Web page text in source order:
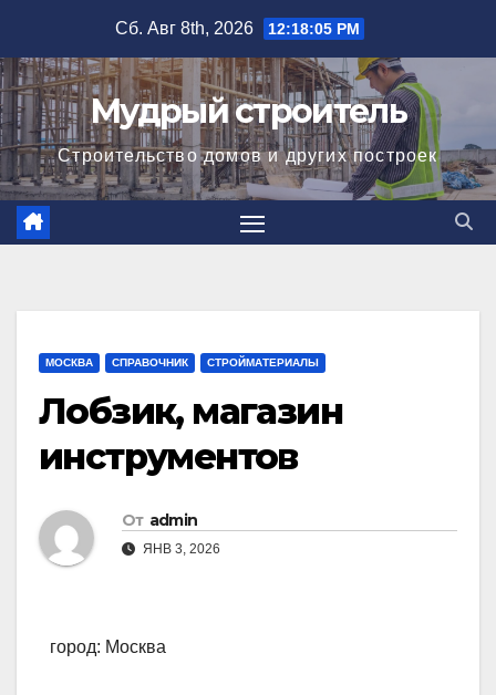
содержимому
Сб. Авг 8th, 2026 12:18:05 PM
Мудрый строитель
Строительство домов и других построек
МОСКВА СПРАВОЧНИК СТРОЙМАТЕРИАЛЫ
Лобзик, магазин
инструментов
От admin
ЯНВ 3, 2026
город: Москва